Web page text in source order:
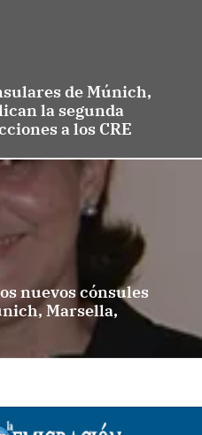
de Múnich,
la segunda
a los CRE
nuevos cónsules
Marsella,